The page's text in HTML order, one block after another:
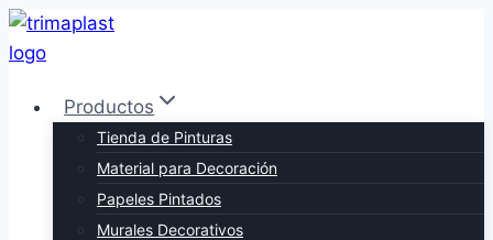
Saltar
al
Productos
Tienda de Pinturas
Material para Decoración
Papeles Pintados
Murales Decorativos